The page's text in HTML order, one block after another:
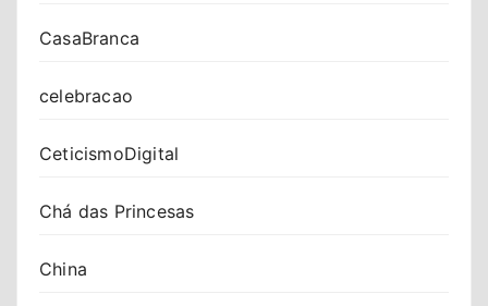
CasaBranca
celebracao
CeticismoDigital
Chá das Princesas
China